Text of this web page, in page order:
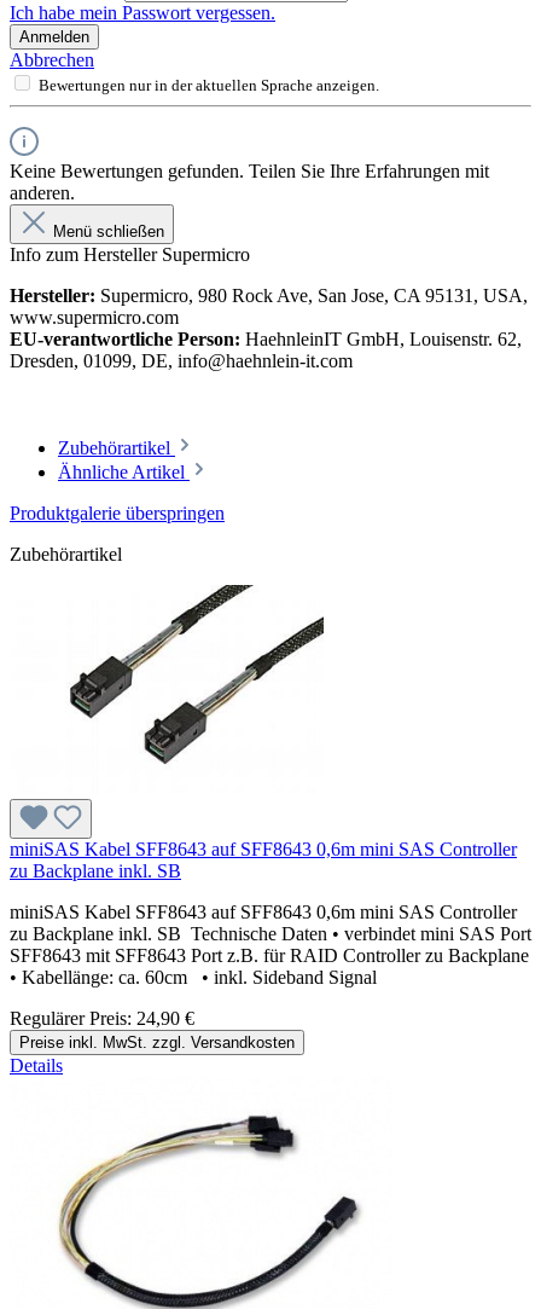
Ich habe mein Passwort vergessen.
Anmelden
Abbrechen
Bewertungen nur in der aktuellen Sprache anzeigen.
Keine Bewertungen gefunden. Teilen Sie Ihre Erfahrungen mit
anderen.
Menü schließen
Info zum Hersteller Supermicro
Hersteller: Supermicro, 980 Rock Ave, San Jose, CA 95131, USA,
www.supermicro.com
EU-verantwortliche Person: HaehnleinIT GmbH, Louisenstr. 62,
Dresden, 01099, DE, info@haehnlein-it.com
Zubehörartikel
Ähnliche Artikel
Produktgalerie überspringen
Zubehörartikel
miniSAS Kabel SFF8643 auf SFF8643 0,6m mini SAS Controller
zu Backplane inkl. SB
miniSAS Kabel SFF8643 auf SFF8643 0,6m mini SAS Controller
zu Backplane inkl. SB Technische Daten • verbindet mini SAS Port
SFF8643 mit SFF8643 Port z.B. für RAID Controller zu Backplane
• Kabellänge: ca. 60cm • inkl. Sideband Signal
Regulärer Preis: 24,90 €
Preise inkl. MwSt. zzgl. Versandkosten
Details